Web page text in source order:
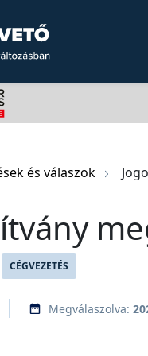
és válaszok
CÉGVEZETÉS
Megválaszolva: